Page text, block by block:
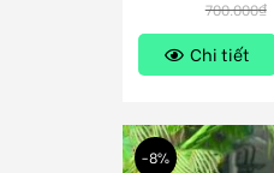
700.000₫
Chi tiết
-8%